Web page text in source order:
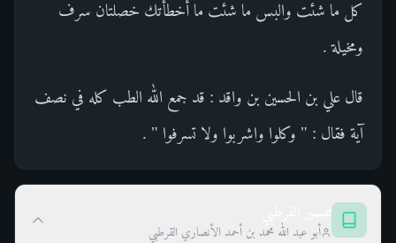
كل ما شئت والبس ما شئت ما أخطأتك خصلتان سرف
ومخيلة .
قال علي بن الحسين بن واقد : قد جمع الله الطب كله في نصف
آية فقال : " وكلوا واشربوا ولا تسرفوا " .
أبو عبد الله محمد بن أحمد الأنصاري القرطبي